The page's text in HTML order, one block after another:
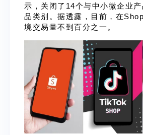
示，关闭了14个与中小微企业
品类别。据透露，目前，在
境交易量不到百分之一。